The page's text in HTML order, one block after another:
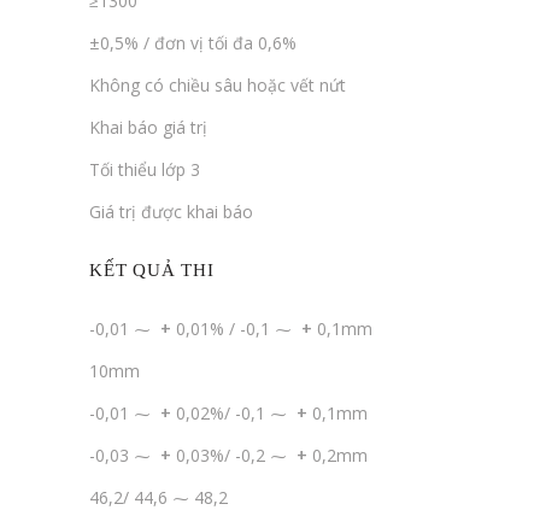
±0,5% / đơn vị tối đa 0,6%
Không có chiều sâu hoặc vết nứt
Khai báo giá trị
Tối thiểu lớp 3
Giá trị được khai báo
KẾT QUẢ THI
-0,01 ⁓ + 0,01% / -0,1 ⁓ + 0,1mm
10mm
-0,01 ⁓ + 0,02%/ -0,1 ⁓ + 0,1mm
-0,03 ⁓ + 0,03%/ -0,2 ⁓ + 0,2mm
46,2/ 44,6 ⁓ 48,2